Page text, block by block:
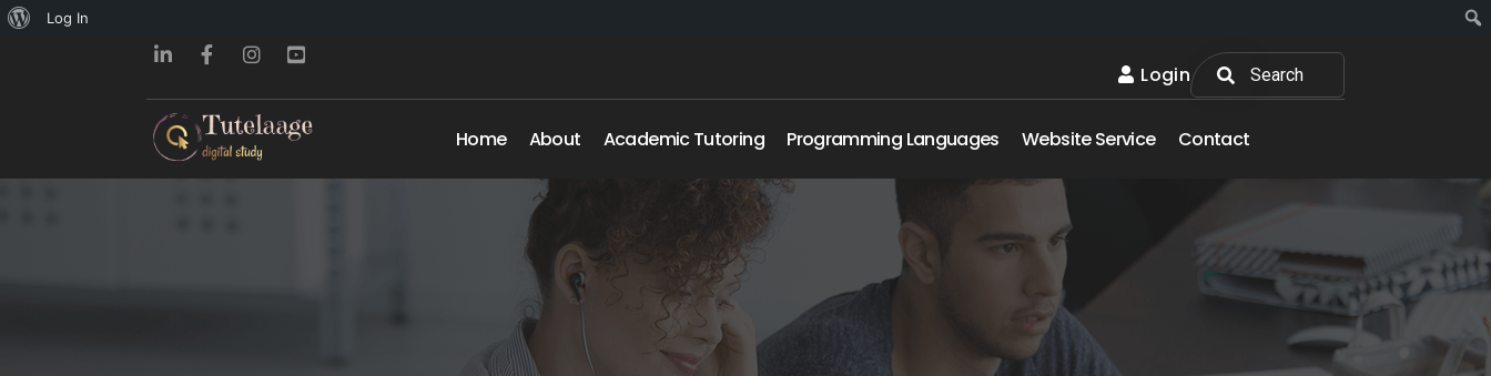
About
Log In
Login
Home About Academic Tutoring Programming Languages Website Service Contact